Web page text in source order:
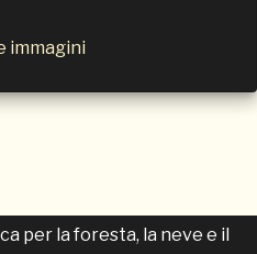
immagini
per la foresta, la neve e il